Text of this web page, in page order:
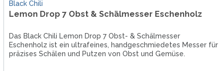
Black Chili
Lemon Drop 7 Obst & Schälmesser Eschenholz
Das Black Chili Lemon Drop 7 Obst- & Schälmesser
Eschenholz ist ein ultrafeines, handgeschmiedetes Messer für
präzises Schälen und Putzen von Obst und Gemüse.